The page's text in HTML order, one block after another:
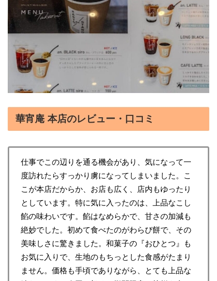
華宵庵 本店のレビュー・口コミ
仕事でこの辺りを通る機会があり、気になって一
度訪れたらすっかり虜になってしまいました。こ
こが本店だからか、お店も広く、店内もゆったり
としています。特に気に入ったのは、上品なこし
餡の味わいです。餡はなめらかで、甘さの加減も
絶妙でした。初めて食べたのがわらび餅で、その
美味しさに驚きました。和菓子の『おひとつ』も
お気に入りで、生地のもちっとした食感がたまり
ません。価格も手頃でありながら、とても上品な